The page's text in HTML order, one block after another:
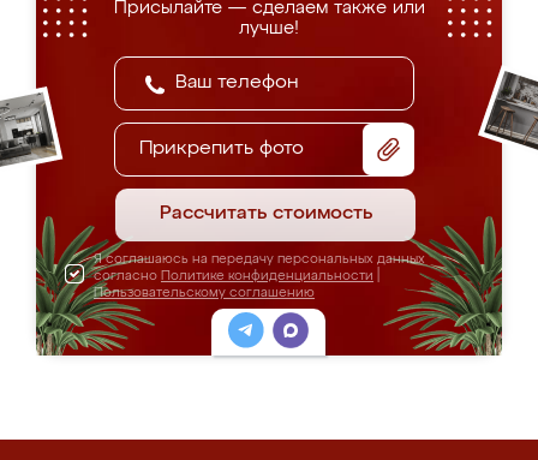
Присылайте — сделаем также или
лучше!
Прикрепить фото
Рассчитать стоимость
Я соглашаюсь на передачу персональных данных
согласно Политике конфиденциальности
Пользовательскому соглашению